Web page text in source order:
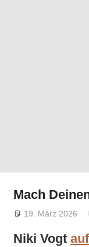
Mach
19. März 2026
Niki Vogt